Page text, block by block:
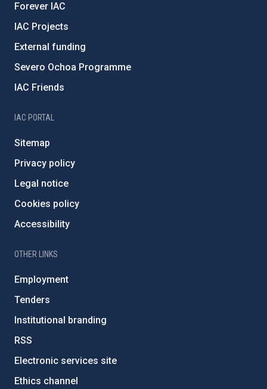
Forever IAC
IAC Projects
External funding
Severo Ochoa Programme
IAC Friends
IAC PORTAL
Sitemap
Privacy policy
Legal notice
Cookies policy
Accessibility
OTHER LINKS
Employment
Tenders
Institutional branding
RSS
Electronic services site
Ethics channel